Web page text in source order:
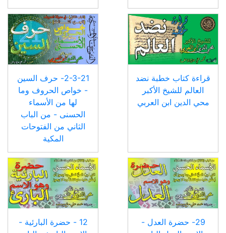
قراءة كتاب خطبة نضد
العالم للشيخ الأكبر
محي الدين ابن العربي
2-3-21- حرف السين
- خواص الحروف وما
لها من الأسماء
الحسنى - من الباب
الثاني من الفتوحات
المكية
29- حضرة العدل -
12 - حضرة البارئية -